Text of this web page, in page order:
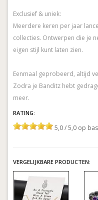
Exclusief & uniek:
Meerdere keren per jaar
collecties. Ontwerpen die je
eigen stijl kunt laten zien.
Eenmaal geprobeerd, altijd
Zodra je Banditz hebt
RATING:
5,0 / 5,0 op
VERGELIJKBARE PRODUCTEN: